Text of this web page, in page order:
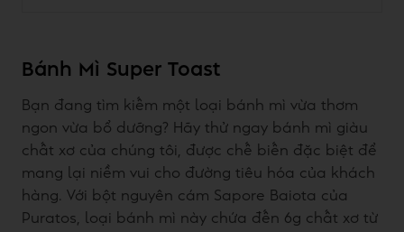
Bánh Mì Super Toast
Bạn đang tìm kiếm một loại bánh mì vừa thơm
ngon vừa bổ dưỡng? Hãy thử ngay bánh mì giàu
chất xơ của chúng tôi, được chế biến đặc biệt để
mang lại niềm vui cho đường tiêu hóa của khách
hàng. Với bột nguyên cám Sapore Baiota của
Puratos, loại bánh mì này chứa đến 6g chất xơ từ